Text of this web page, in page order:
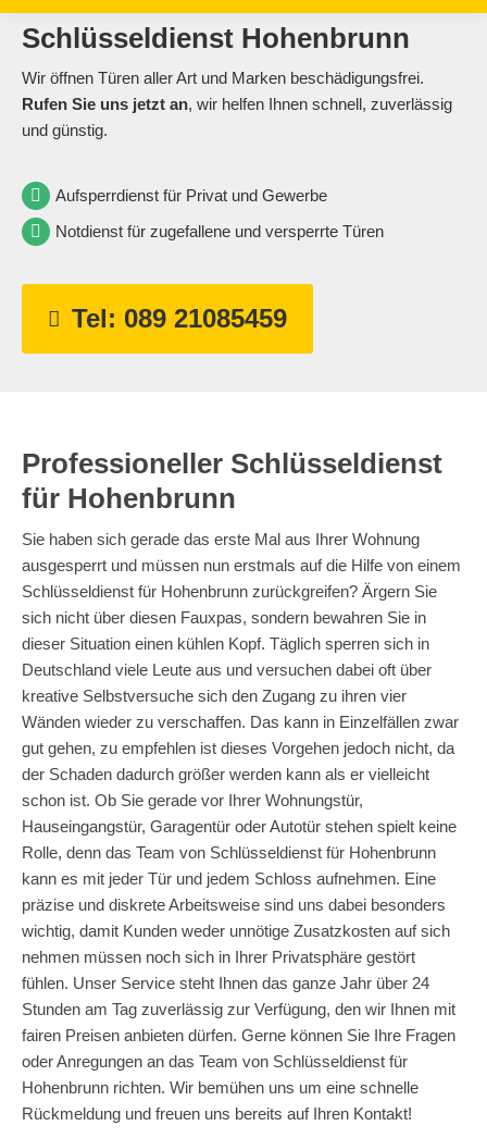
Schlüsseldienst Hohenbrunn
Wir öffnen Türen aller Art und Marken beschädigungsfrei.
Rufen Sie uns jetzt an, wir helfen Ihnen schnell, zuverlässig
und günstig.
Aufsperrdienst für Privat und Gewerbe
Notdienst für zugefallene und versperrte Türen
Tel: 089 21085459
Professioneller Schlüsseldienst
für Hohenbrunn
Sie haben sich gerade das erste Mal aus Ihrer Wohnung
ausgesperrt und müssen nun erstmals auf die Hilfe von einem
Schlüsseldienst für Hohenbrunn zurückgreifen? Ärgern Sie
sich nicht über diesen Fauxpas, sondern bewahren Sie in
dieser Situation einen kühlen Kopf. Täglich sperren sich in
Deutschland viele Leute aus und versuchen dabei oft über
kreative Selbstversuche sich den Zugang zu ihren vier
Wänden wieder zu verschaffen. Das kann in Einzelfällen zwar
gut gehen, zu empfehlen ist dieses Vorgehen jedoch nicht, da
der Schaden dadurch größer werden kann als er vielleicht
schon ist. Ob Sie gerade vor Ihrer Wohnungstür,
Hauseingangstür, Garagentür oder Autotür stehen spielt keine
Rolle, denn das Team von Schlüsseldienst für Hohenbrunn
kann es mit jeder Tür und jedem Schloss aufnehmen. Eine
präzise und diskrete Arbeitsweise sind uns dabei besonders
wichtig, damit Kunden weder unnötige Zusatzkosten auf sich
nehmen müssen noch sich in Ihrer Privatsphäre gestört
fühlen. Unser Service steht Ihnen das ganze Jahr über 24
Stunden am Tag zuverlässig zur Verfügung, den wir Ihnen mit
fairen Preisen anbieten dürfen. Gerne können Sie Ihre Fragen
oder Anregungen an das Team von Schlüsseldienst für
Hohenbrunn richten. Wir bemühen uns um eine schnelle
Rückmeldung und freuen uns bereits auf Ihren Kontakt!